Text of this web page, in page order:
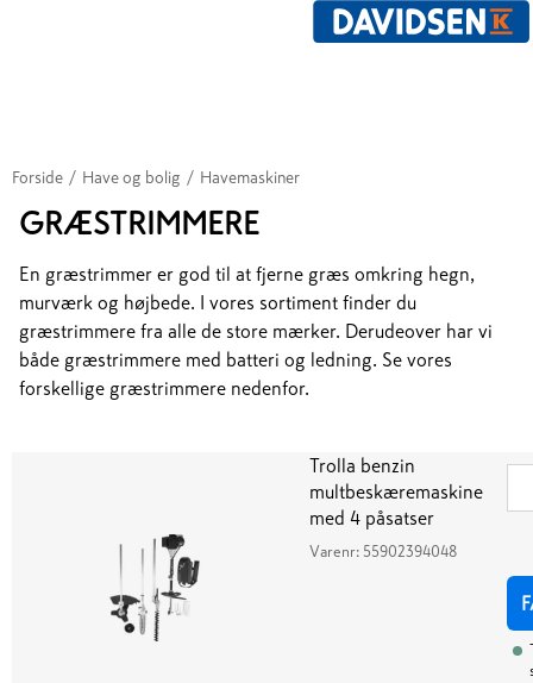
Forside / Have og bolig / Havemaskiner
GRÆSTRIMMERE
En græstrimmer er god til at fjerne græs omkring hegn,
murværk og højbede. I vores sortiment finder du
græstrimmere fra alle de store mærker. Derudeover har vi
både græstrimmere med batteri og ledning. Se vores
forskellige græstrimmere nedenfor.
Trolla benzin
multbeskæremaskine
med 4 påsatser
Varenr: 55902394048